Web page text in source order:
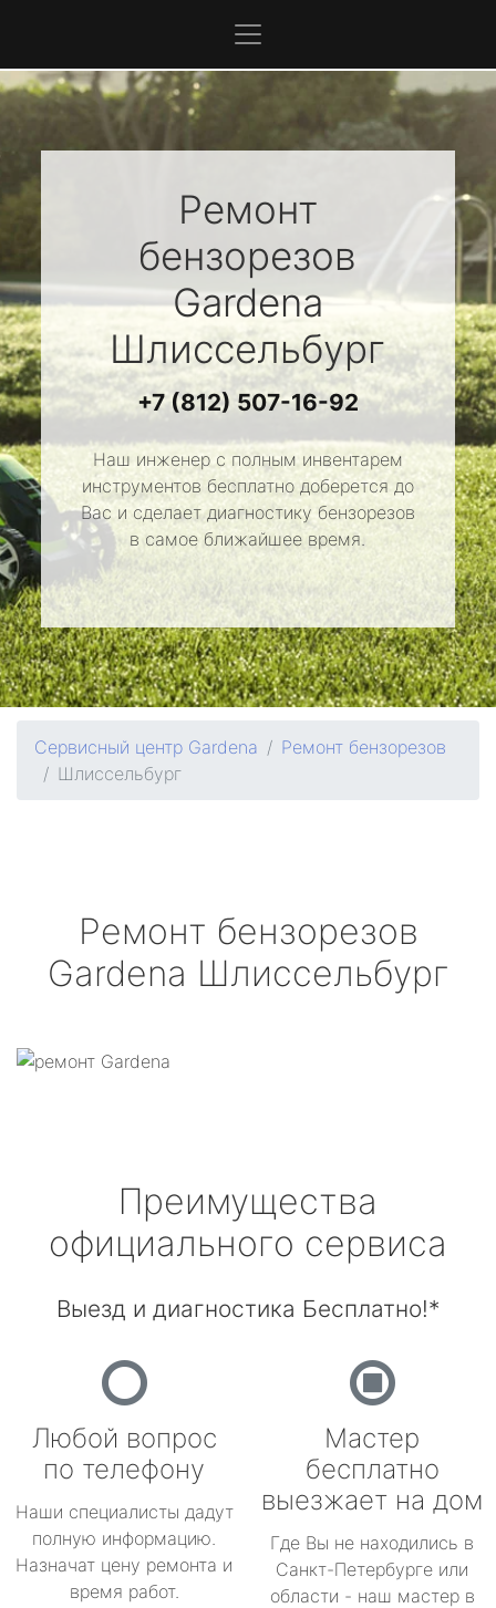
Ремонт
бензорезов
Gardena
Шлиссельбург
+7 (812) 507-16-92
Наш инженер с полным инвентарем
инструментов бесплатно доберется до
Вас и сделает диагностику бензорезов
в самое ближайшее время.
Сервисный центр Gardena
Ремонт бензорезов
Шлиссельбург
Ремонт бензорезов
Gardena Шлиссельбург
Преимущества
официального сервиса
Выезд и диагностика Бесплатно!*
Любой вопрос
по телефону
Наши специалисты дадут
полную информацию.
Назначат цену ремонта и
время работ.
Мастер
бесплатно
выезжает на дом
Где Вы не находились в
Санкт-Петербурге или
области - наш мастер в